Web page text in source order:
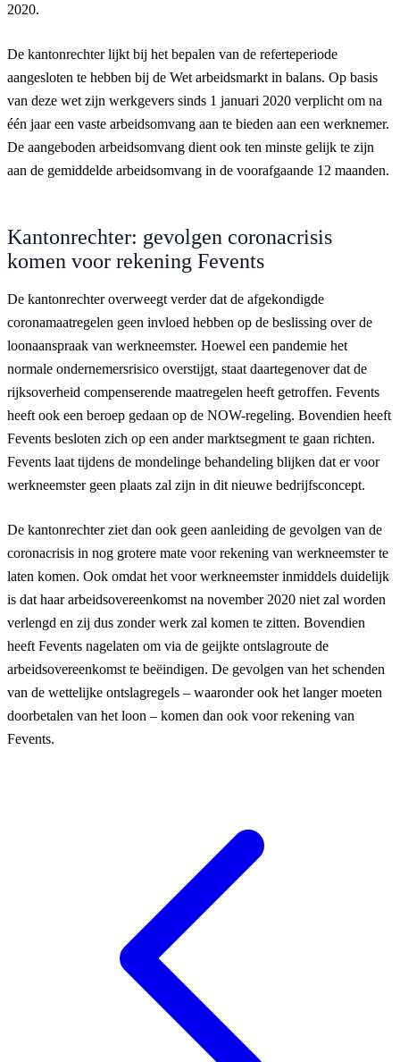
2020.
De kantonrechter lijkt bij het bepalen van de referteperiode
aangesloten te hebben bij de Wet arbeidsmarkt in balans. Op basis
van deze wet zijn werkgevers sinds 1 januari 2020 verplicht om na
één jaar een vaste arbeidsomvang aan te bieden aan een werknemer.
De aangeboden arbeidsomvang dient ook ten minste gelijk te zijn
aan de gemiddelde arbeidsomvang in de voorafgaande 12 maanden.
Kantonrechter: gevolgen coronacrisis
komen voor rekening Fevents
De kantonrechter overweegt verder dat de afgekondigde
coronamaatregelen geen invloed hebben op de beslissing over de
loonaanspraak van werkneemster. Hoewel een pandemie het
normale ondernemersrisico overstijgt, staat daartegenover dat de
rijksoverheid compenserende maatregelen heeft getroffen. Fevents
heeft ook een beroep gedaan op de NOW-regeling. Bovendien heeft
Fevents besloten zich op een ander marktsegment te gaan richten.
Fevents laat tijdens de mondelinge behandeling blijken dat er voor
werkneemster geen plaats zal zijn in dit nieuwe bedrijfsconcept.
De kantonrechter ziet dan ook geen aanleiding de gevolgen van de
coronacrisis in nog grotere mate voor rekening van werkneemster te
laten komen. Ook omdat het voor werkneemster inmiddels duidelijk
is dat haar arbeidsovereenkomst na november 2020 niet zal worden
verlengd en zij dus zonder werk zal komen te zitten. Bovendien
heeft Fevents nagelaten om via de geijkte ontslagroute de
arbeidsovereenkomst te beëindigen. De gevolgen van het schenden
van de wettelijke ontslagregels – waaronder ook het langer moeten
doorbetalen van het loon – komen dan ook voor rekening van
Fevents.